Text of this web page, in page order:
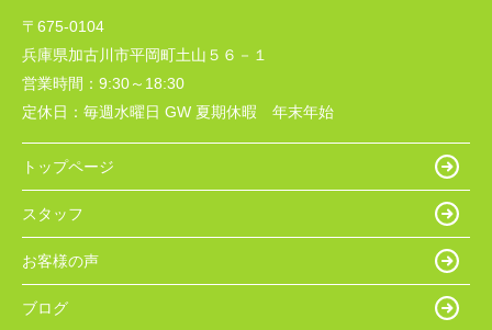
〒675-0104
兵庫県加古川市平岡町土山５６－１
営業時間： 9:30～18:30
定休日： 毎週水曜日 GW 夏期休暇 年末年始
トップページ
スタッフ
お客様の声
ブログ